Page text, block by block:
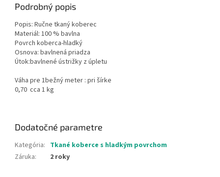
Podrobný popis
Popis: Ručne tkaný koberec
Materiál: 100 % bavlna
Povrch koberca-hladký
Osnova: bavlnená priadza
Útok:bavlnené ústrižky z úpletu
Váha pre 1bežný meter : pri šírke
0,70 cca 1 kg
Dodatočné parametre
Kategória: Tkané koberce s hladkým povrchom
Záruka: 2 roky